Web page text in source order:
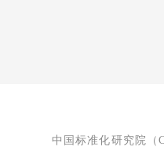
中国标准化研究院（